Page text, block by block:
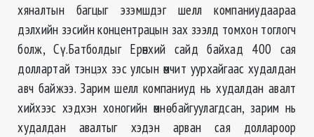
хяналтын багцыг эзэмшдэг шелл компаниудаараа
дэлхийн зэсийн концентрацын зах зээлд томхон тоглогч
болж, Сү.Батболдыг Ерөнхий сайд байхад 400 сая
доллартай тэнцэх зэс улсын өмчит уурхайгаас худалдан
авч байжээ. Зарим шелл компаниуд нь худалдан авалт
хийхээс хэдхэн хоногийн өмнө байгуулагдсан, зарим нь
худалдан авалтыг хэдэн арван сая доллароор